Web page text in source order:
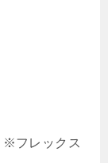
フレックス